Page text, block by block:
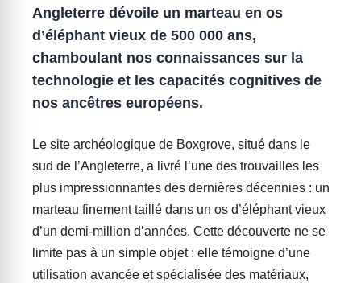
Angleterre dévoile un marteau en os
d’éléphant vieux de 500 000 ans,
chamboulant nos connaissances sur la
technologie et les capacités cognitives de
nos ancêtres européens.
Le site archéologique de Boxgrove, situé dans le
sud de l’Angleterre, a livré l’une des trouvailles les
plus impressionnantes des dernières décennies : un
marteau finement taillé dans un os d’éléphant vieux
d’un demi-million d’années. Cette découverte ne se
limite pas à un simple objet : elle témoigne d’une
utilisation avancée et spécialisée des matériaux,